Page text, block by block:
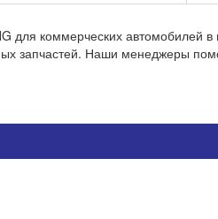
для коммерческих автомобилей
запчастей. Наши менеджеры